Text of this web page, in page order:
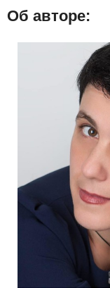
Об авторе: